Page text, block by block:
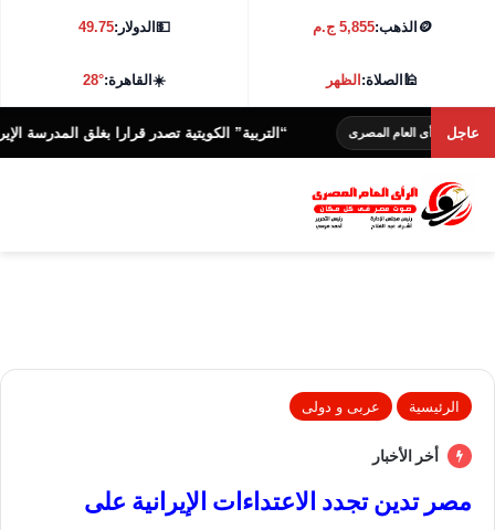
🪙 الذهب:5,855 ج.م 💵الدولار:49.75
🕌الصلاة:الظهر ☀️القاهرة:28°
عاجل
العام المصرى “التربية” الكويتية تصدر قرارا بغلق المدرسة الإيرانية
الرئيسية عربى و دولى
أخر الأخبار
مصر تدين تجدد الاعتداءات الإيرانية على